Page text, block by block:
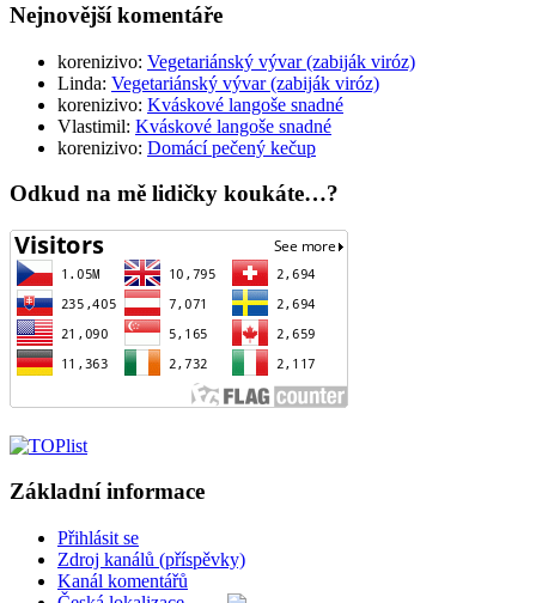
Nejnovější komentáře
korenizivo: Vegetariánský vývar (zabiják viróz)
Linda: Vegetariánský vývar (zabiják viróz)
korenizivo: Kváskové langoše snadné
Vlastimil: Kváskové langoše snadné
korenizivo: Domácí pečený kečup
Odkud na mě lidičky koukáte…?
Základní informace
Přihlásit se
Zdroj kanálů (příspěvky)
Kanál komentářů